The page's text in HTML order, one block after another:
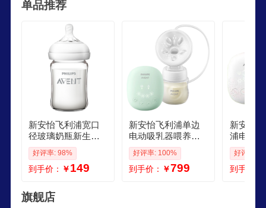
力于通过科学研究和用户反馈，为母婴提供安全、
可靠的产品，帮助母亲更轻松地养育孩子。2006
年，成为飞利浦家族一员，继续坚持不断创新，将
科技和设计融入到以人为本的解决方案中。
单品推荐
新安怡飞利浦宽口
径玻璃奶瓶新生儿
喂养用品防胀气可
配手把吸管奶瓶 SC
F67833玻璃 160ml
好评率: 98%
到手价： ￥149
新安怡飞利浦单边
电动吸乳器喂养用
品低音花瓣按摩电
动吸奶器 小薄荷SC
F32311
好评率: 100%
到手价： ￥799
新安怡
浦电动
电动按
乳器拔
品
好评率:
到手价：
旗舰店